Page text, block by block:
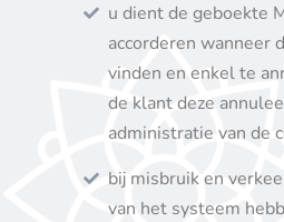
u dient de geboekte
accorderen wanneer
vinden en enkel te
de klant deze
administratie van de
bij misbruik en
van het systeem